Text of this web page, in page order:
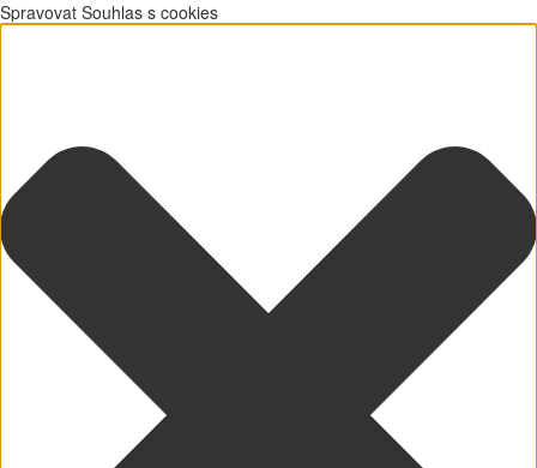
Spravovat Souhlas s cookies